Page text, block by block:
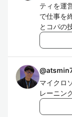
ティを運
で仕事を
とコパの
@
マイクロ
レーニン